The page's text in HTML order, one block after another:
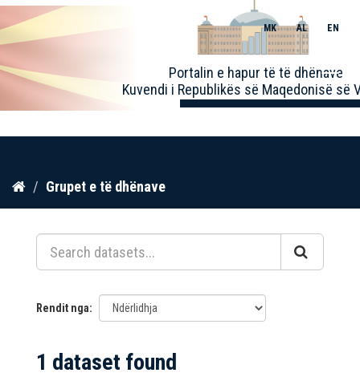
Kalo
përmbajtja
Portalin e hapur të të dhënave
Kuvendi i Republikës së Maqedonisë së
MK AL EN
Toggle
Grupet e të dhënave
Rendit nga
1 dataset found